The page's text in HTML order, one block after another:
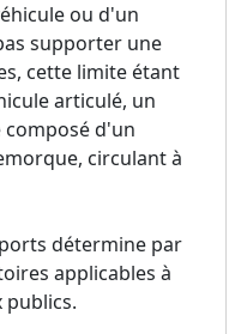
ou d'un
supporter une
cette limite étant
articulé, un
d'un
circulant à
détermine par
applicables à
publics.